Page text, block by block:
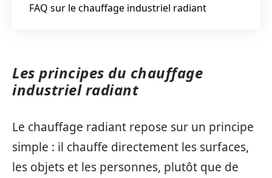
FAQ sur le chauffage industriel radiant
Les principes du chauffage
industriel radiant
Le chauffage radiant repose sur un principe
simple : il chauffe directement les surfaces,
les objets et les personnes, plutôt que de